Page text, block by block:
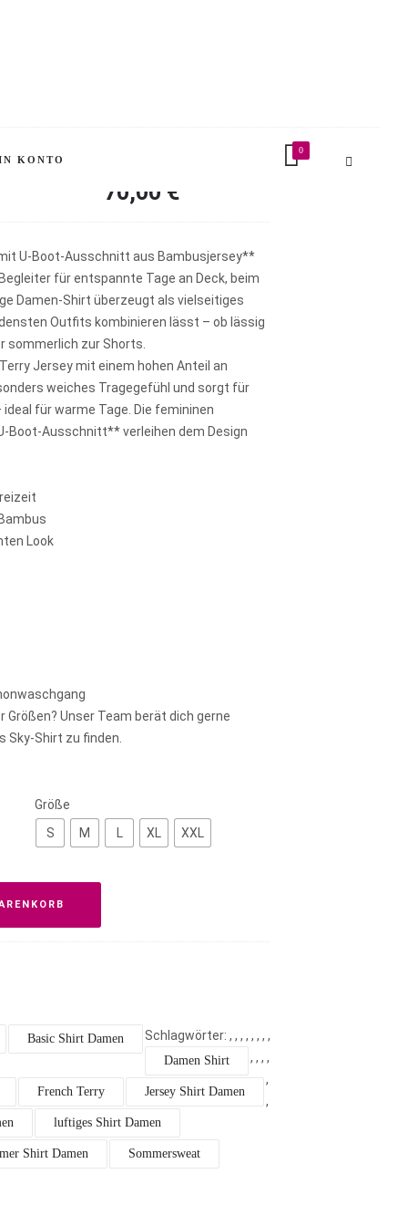
0
KONTO
70,00 €
U-Boot-Ausschnitt aus Bambusjersey**
für entspannte Tage an Deck, beim
Damen-Shirt überzeugt als vielseitiges
Outfits kombinieren lässt – ob lässig
sommerlich zur Shorts.
Jersey mit einem hohen Anteil an
weiches Tragegefühl und sorgt für
für warme Tage. Die femininen
Boot-Ausschnitt** verleihen dem Design
Look
Unser Team berät dich gerne
Sky-Shirt zu finden.
Größe
S
M L XL XXL
Schlagwörter: , ,
Basic Shirt Damen ,
Damen Shirt
, , ,
French Terry
,
Jersey Shirt Damen
,
, ,
luftiges Shirt Damen
, ,
Shirt Damen
,
Sommersweat
,